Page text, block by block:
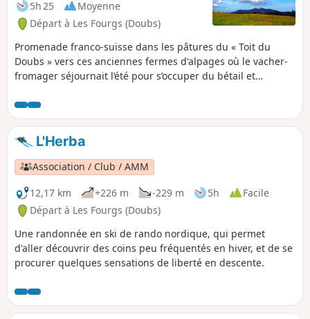
5h 25
Moyenne
Départ à Les Fourgs (Doubs)
Promenade franco-suisse dans les pâtures du « Toit du
Doubs » vers ces anciennes fermes d'alpages où le vacher-
fromager séjournait l’été pour s’occuper du bétail et
le Chasseron, les Petites Roches, le Cochet et la Montagne
de Baulmes.
L'Herba
Association / Club / AMM
12,17 km
+226 m -229 m 5h
Facile
Départ à Les Fourgs (Doubs)
Une randonnée en ski de rando nordique, qui permet
d'aller découvrir des coins peu fréquentés en hiver, et de se
procurer quelques sensations de liberté en descente.